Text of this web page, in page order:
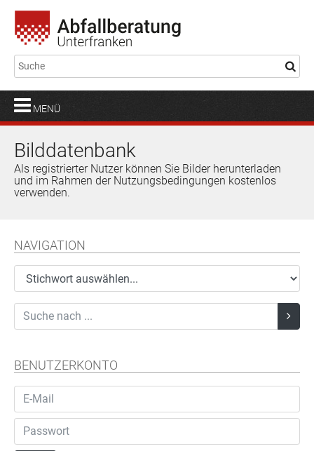
MENÜ
Bilddatenbank
Als registrierter Nutzer können Sie Bilder herunterladen
und im Rahmen der Nutzungsbedingungen kostenlos
verwenden.
NAVIGATION
BENUTZERKONTO